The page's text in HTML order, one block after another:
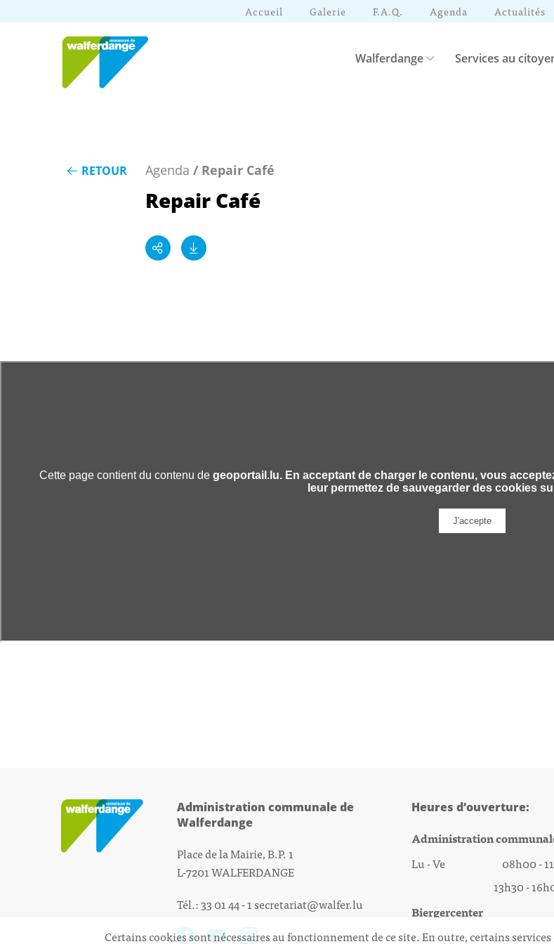
Accueil Galerie F.A.Q. Agenda Actualités
Walferdange Services au
RETOUR Agenda / Repair Café
Repair Café
Administration communale de
Walferdange
Place de la Mairie, B.P. 1
L-7201 WALFERDANGE
Tél.: 33 01 44 - 1secretariat@walfer.lu
Heures d’ouverture:
Administration
Lu - Ve 08h00 -
13h30 -
Biergercenter
Lu - Ve 08h00 -
Certains cookies sont nécessaires au fonctionnement de ce site. En outre, certains